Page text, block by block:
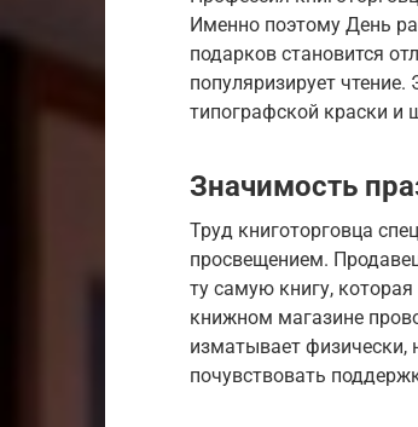
Именно поэтому День
подарков становится
популяризирует
типографской краски и
Значимость
Труд книготорговца
просвещением.
ту самую книгу,
книжном магазине
изматывает физически,
почувствовать